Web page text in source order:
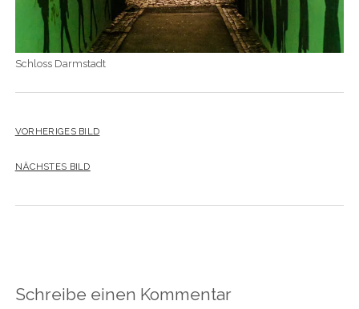
Schloss Darmstadt
VORHERIGES BILD
NÄCHSTES BILD
Schreibe einen Kommentar